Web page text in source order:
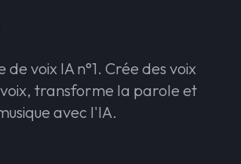
voix IA n°1. Crée des voix
transforme la parole et
avec l'IA.